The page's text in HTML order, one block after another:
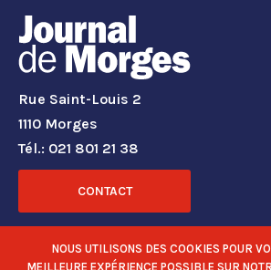
Rue Saint-Louis 2
1110 Morges
Tél.: 021 801 21 38
CONTACT
RÉSEAUX SOCIAUX
NOUS UTILISONS DES COOKIES POUR
MEILLEURE EXPÉRIENCE POSSIBLE SUR